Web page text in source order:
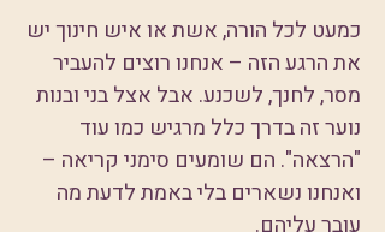
כמעט לכל הורה, אשת או איש חינוך יש
את הרגע הזה – אנחנו רוצים להעביר
מסר, לחנך, לשכנע. אבל אצל בני ובנות
נוער זה בדרך כלל מרגיש כמו עוד
"הרצאה". הם שומעים סימני קריאה –
ואנחנו נשארים בלי באמת לדעת מה
עובר עליהם.